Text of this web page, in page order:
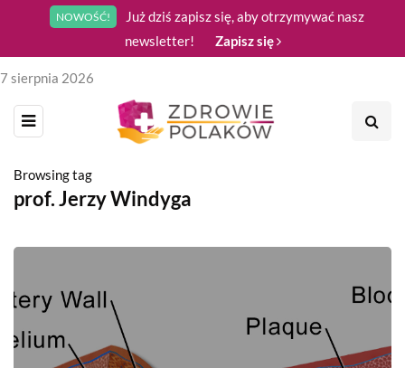
NOWOŚĆ!
Już dziś zapisz się, aby otrzymywać nasz
newsletter!
Zapisz się
7 sierpnia 2026
Browsing tag
prof. Jerzy Windyga